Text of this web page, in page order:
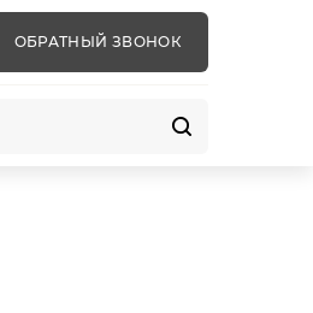
ОБРАТНЫЙ ЗВОНОК